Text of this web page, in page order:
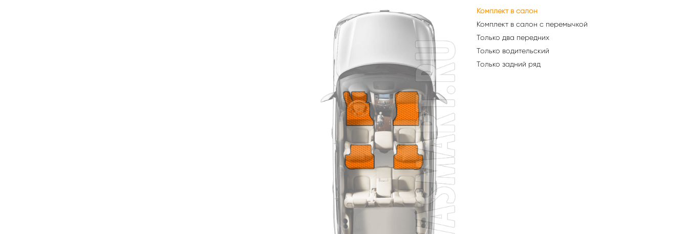
Комплект в салон
Комплект в салон с перемычкой
Только два передних
Только водительский
Только задний ряд